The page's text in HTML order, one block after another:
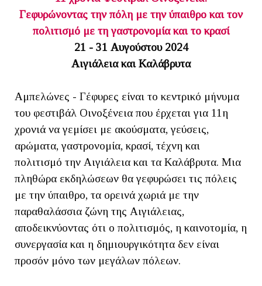
Γεφυρώνοντας την πόλη με την ύπαιθρο και τον
πολιτισμό με τη γαστρονομία και το κρασί
21 - 31 Αυγούστου 2024
Αιγιάλεια και Καλάβρυτα
Αμπελώνες - Γέφυρες είναι το κεντρικό μήνυμα
του φεστιβάλ Οινοξένεια που έρχεται για 11η
χρονιά να γεμίσει με ακούσματα, γεύσεις,
αρώματα, γαστρονομία, κρασί, τέχνη και
πολιτισμό την Αιγιάλεια και τα Καλάβρυτα. Μια
πληθώρα εκδηλώσεων θα γεφυρώσει τις πόλεις
με την ύπαιθρο, τα ορεινά χωριά με την
παραθαλάσσια ζώνη της Αιγιάλειας,
αποδεικνύοντας ότι ο πολιτισμός, η καινοτομία, η
συνεργασία και η δημιουργικότητα δεν είναι
προσόν μόνο των μεγάλων πόλεων.